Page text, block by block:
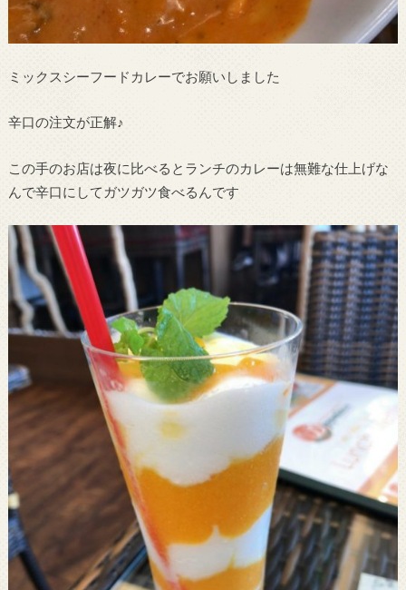
ミックスシーフードカレーでお願いしました
辛口の注文が正解♪
この手のお店は夜に比べるとランチのカレーは無難な仕上げな
んで辛口にしてガツガツ食べるんです